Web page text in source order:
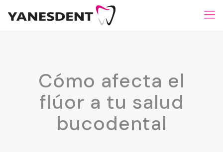
Cómo afecta el
flúor a tu salud
bucodental